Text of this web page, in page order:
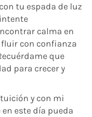
tu espada de luz
calma en
con confianza
que
para crecer y
y con mi
este día pueda